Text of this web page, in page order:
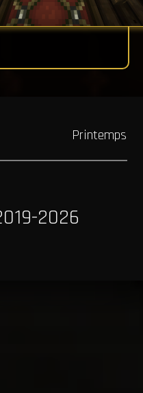
Printemps
2026